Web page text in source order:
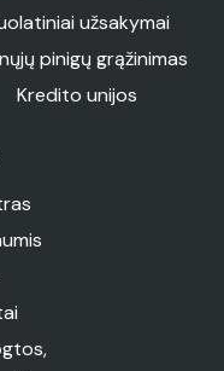
užsakymai
pinigų grąžinimas
Kredito unijos